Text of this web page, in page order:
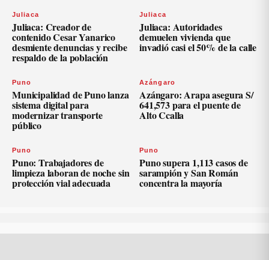
Juliaca
Juliaca: Creador de
contenido Cesar Yanarico
desmiente denuncias y recibe
respaldo de la población
Juliaca
Juliaca: Autoridades
demuelen vivienda que
invadió casi el 50% de la calle
Puno
Municipalidad de Puno lanza
sistema digital para
modernizar transporte
público
Azángaro
Azángaro: Arapa asegura S/
641,573 para el puente de
Alto Ccalla
Puno
Puno: Trabajadores de
limpieza laboran de noche sin
protección vial adecuada
Puno
Puno supera 1,113 casos de
sarampión y San Román
concentra la mayoría